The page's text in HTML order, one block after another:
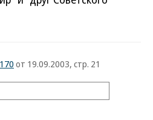
от 19.09.2003, стр. 21